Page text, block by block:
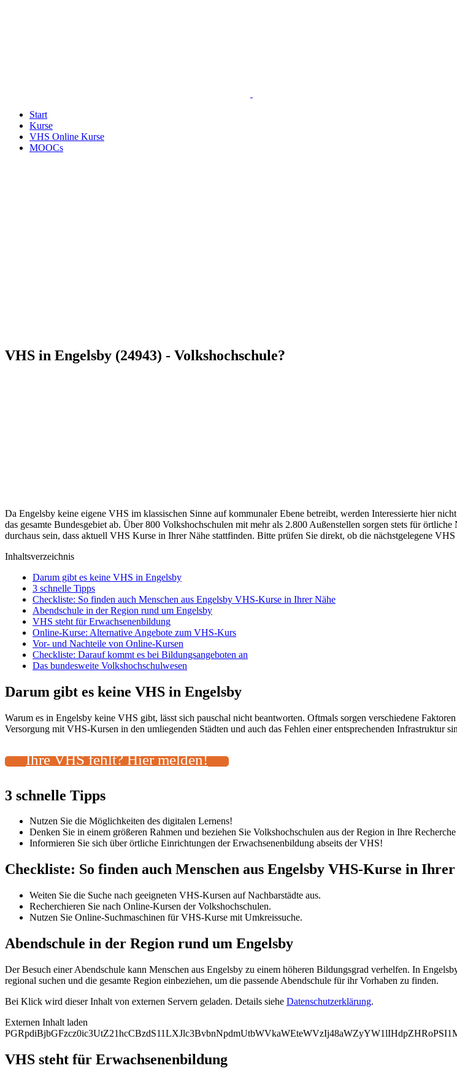
Start
Kurse
VHS Online Kurse
MOOCs
VHS in Engelsby (24943) - Volkshochschule?
Da Engelsby keine eigene VHS im klassischen Sinne auf kommunaler Ebene betreibt, werden Interessierte hier
das gesamte Bundesgebiet ab. Über 800 Volkshochschulen mit mehr als 2.800 Außenstellen sorgen stets für
durchaus sein, dass aktuell VHS Kurse in Ihrer Nähe stattfinden. Bitte prüfen Sie direkt, ob die nächstgelegene
Inhaltsverzeichnis
Darum gibt es keine VHS in Engelsby
3 schnelle Tipps
Checkliste: So finden auch Menschen aus Engelsby VHS-Kurse in Ihrer Nähe
Abendschule in der Region rund um Engelsby
VHS steht für Erwachsenenbildung
Online-Kurse: Alternative Angebote zum VHS-Kurs
Vor- und Nachteile von Online-Kursen
Checkliste: Darauf kommt es bei Bildungsangeboten an
Das bundesweite Volkshochschulwesen
Darum gibt es keine VHS in Engelsby
Warum es in Engelsby keine VHS gibt, lässt sich pauschal nicht beantworten. Oftmals sorgen verschiedene
Versorgung mit VHS-Kursen in den umliegenden Städten und auch das Fehlen einer entsprechenden Infrastruktur
Ihre VHS fehlt? Hier melden!
3 schnelle Tipps
Nutzen Sie die Möglichkeiten des digitalen Lernens!
Denken Sie in einem größeren Rahmen und beziehen Sie Volkshochschulen aus der Region in Ihre
Informieren Sie sich über örtliche Einrichtungen der Erwachsenenbildung abseits der VHS!
Checkliste: So finden auch Menschen aus Engelsby VHS-Kurse in Ihrer
Weiten Sie die Suche nach geeigneten VHS-Kursen auf Nachbarstädte aus.
Recherchieren Sie nach Online-Kursen der Volkshochschulen.
Nutzen Sie Online-Suchmaschinen für VHS-Kurse mit Umkreissuche.
Abendschule in der Region rund um Engelsby
Der Besuch einer Abendschule kann Menschen aus Engelsby zu einem höheren Bildungsgrad verhelfen. In
regional suchen und die gesamte Region einbeziehen, um die passende Abendschule für ihr Vorhaben zu finden.
Bei Klick wird dieser Inhalt von externen Servern geladen. Details siehe Datenschutzerklärung.
Externen Inhalt laden
VHS steht für Erwachsenenbildung